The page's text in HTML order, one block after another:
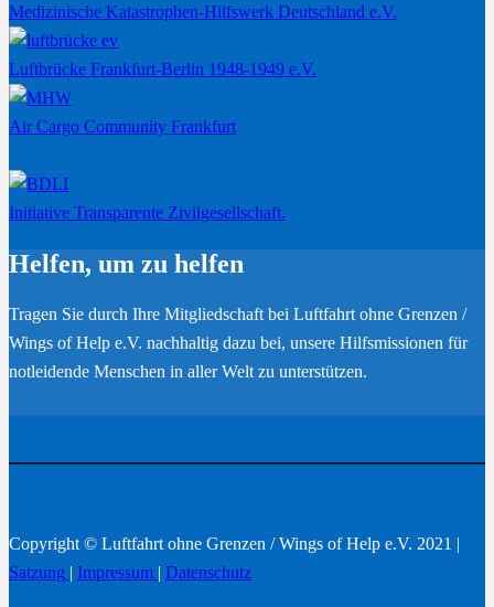
Medizinische Katastrophen-Hilfswerk Deutschland e.V.
Luftbrücke Frankfurt-Berlin 1948-1949 e.V.
Air Cargo Community Frankfurt
Initiative Transparente Zivilgesellschaft.
Helfen, um zu helfen
Tragen Sie durch Ihre Mitgliedschaft bei Luftfahrt ohne Grenzen /
Wings of Help e.V. nachhaltig dazu bei, unsere Hilfsmissionen für
notleidende Menschen in aller Welt zu unterstützen.
Copyright © Luftfahrt ohne Grenzen / Wings of Help e.V. 2021 |
Satzung | Impressum | Datenschutz